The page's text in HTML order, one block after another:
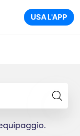
USA L'APP